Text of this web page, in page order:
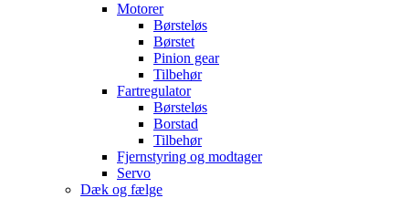
Motorer
Børsteløs
Børstet
Pinion gear
Tilbehør
Fartregulator
Børsteløs
Borstad
Tilbehør
Fjernstyring og modtager
Servo
Dæk og fælge